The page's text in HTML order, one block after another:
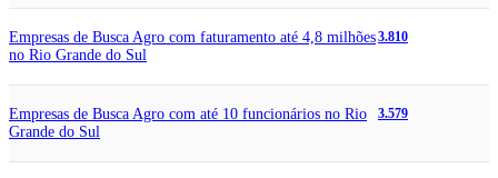
Empresas de Busca Agro com faturamento até 4,8 milhões
no Rio Grande do Sul
3.810
Empresas de Busca Agro com até 10 funcionários no Rio
Grande do Sul
3.579